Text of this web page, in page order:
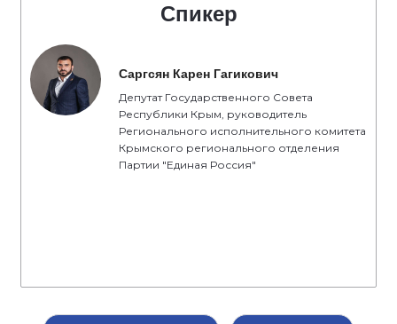
Спикер
Саргсян Карен Гагикович
Депутат Государственного Совета
Республики Крым, руководитель
Регионального исполнительного комитета
Крымского регионального отделения
Партии "Единая Россия"